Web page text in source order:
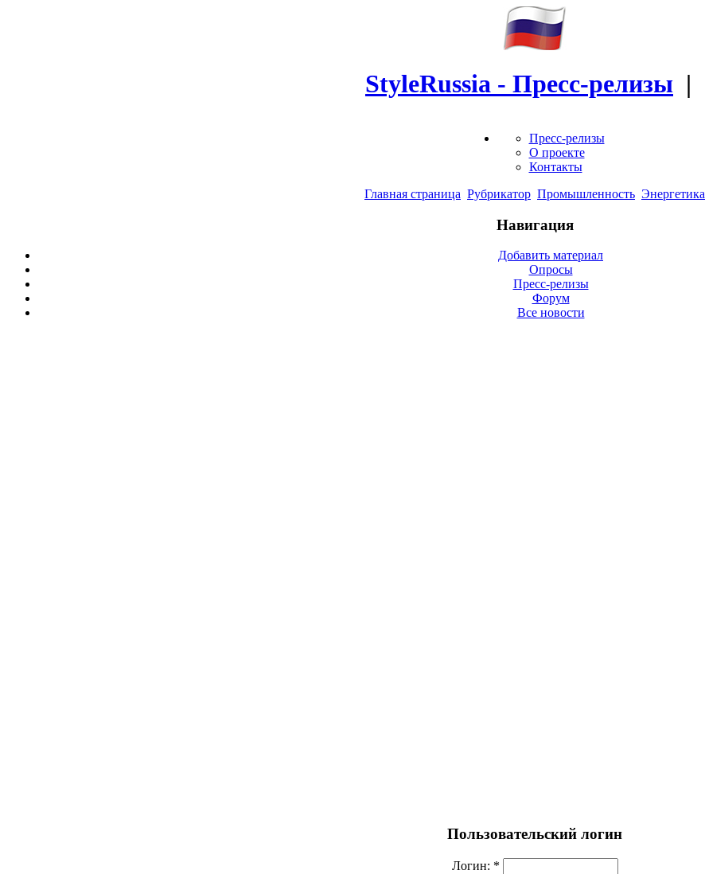
StyleRussia - Пресс-релизы |
Пресс-релизы
О проекте
Контакты
Главная страница Рубрикатор Промышленность Энергетика
Навигация
Добавить материал
Опросы
Пресс-релизы
Форум
Все новости
Пользовательский логин
Логин: *